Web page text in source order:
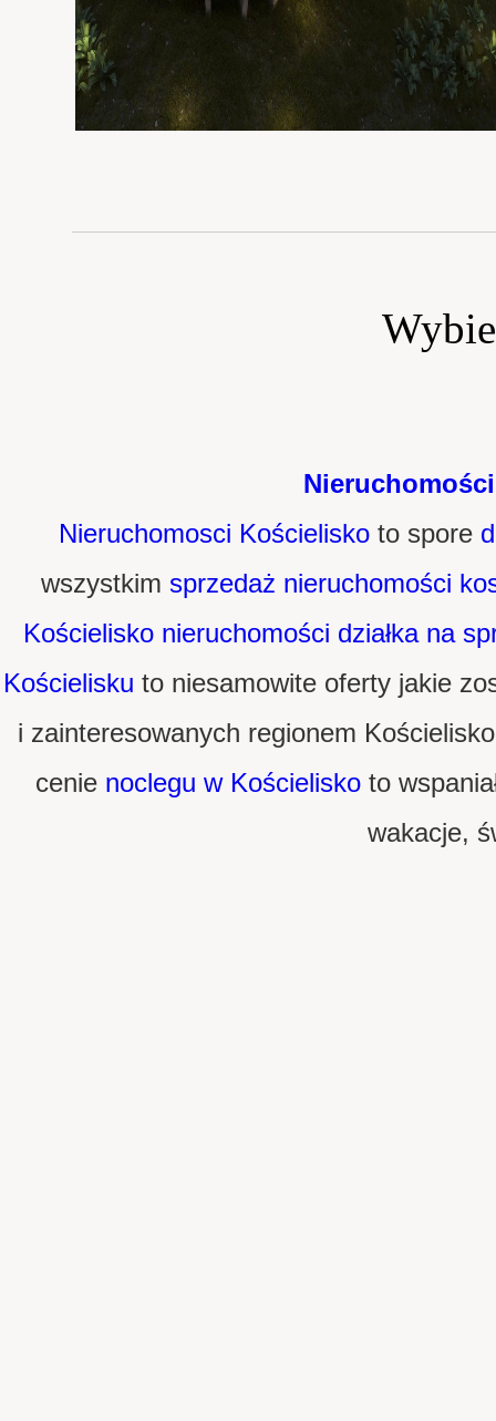
Nieruchomosci Kościelisko to spore
wszystkim sprzedaż nieruchomości
Kościelisko nieruchomości działka na
Kościelisku to niesamowite oferty jakie
i zainteresowanych regionem
cenie noclegu w Kościeliskoto
wakacje,